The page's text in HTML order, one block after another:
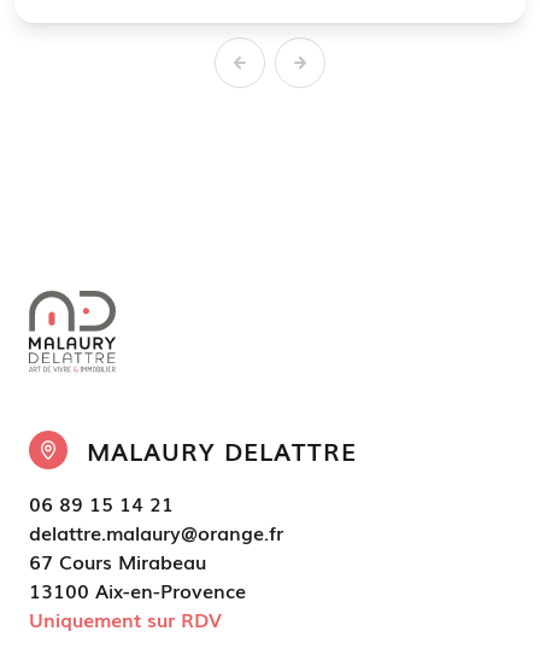
MALAURY DELATTRE
06 89 15 14 21
delattre.malaury@orange.fr
67 Cours Mirabeau
13100 Aix-en-Provence
Uniquement sur RDV